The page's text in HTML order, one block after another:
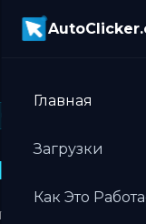
Главная
Загрузки
Как Это
ВРЕМЕНИ
аналоговый